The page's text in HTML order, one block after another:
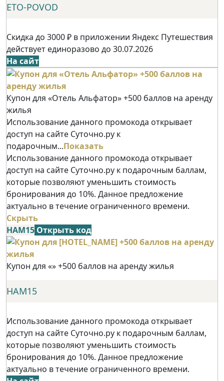
ETO-POVOD
Скидка до 3000 ₽ в приложении Яндекс Путешествия
действует единоразово до 30.07.2026
На сайт
Купон для «Отель Альфатор» +500 баллов на аренду
жилья
Использование данного промокода открывает
доступ на сайте Суточно.ру к
подарочным...Показать
Использование данного промокода открывает
доступ на сайте Суточно.ру к подарочным баллам,
которые позволяют уменьшить стоимость
бронирования до 10%. Данное предложение
актуально в течение ограниченного времени.
Скрыть
НАМ15 Открыть код
Купон для «» +500 баллов на аренду жилья
НАМ15
Использование данного промокода открывает
доступ на сайте Суточно.ру к подарочным баллам,
которые позволяют уменьшить стоимость
бронирования до 10%. Данное предложение
актуально в течение ограниченного времени.